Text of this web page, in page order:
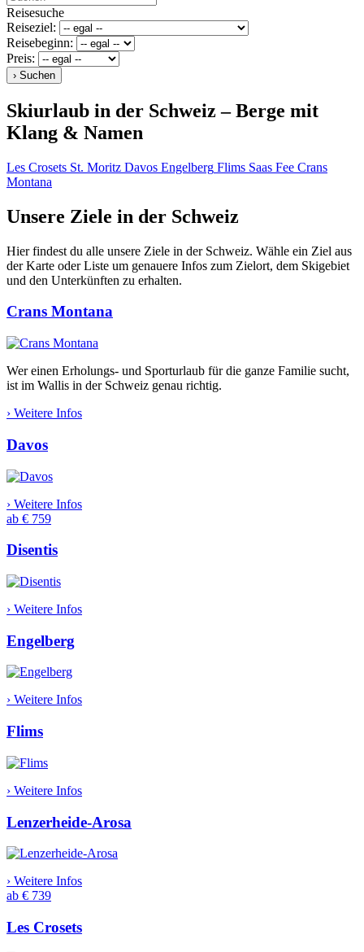
Reisesuche
Reiseziel:
Reisebeginn:
Preis:
Skiurlaub in der Schweiz – Berge mit
Klang & Namen
Les Crosets St. Moritz Davos Engelberg Flims Saas Fee Crans
Montana
Unsere Ziele in der Schweiz
Hier findest du alle unsere Ziele in der Schweiz. Wähle ein Ziel aus
der Karte oder Liste um genauere Infos zum Zielort, dem Skigebiet
und den Unterkünften zu erhalten.
Crans Montana
Wer einen Erholungs- und Sporturlaub für die ganze Familie sucht,
ist im Wallis in der Schweiz genau richtig.
› Weitere Infos
Davos
› Weitere Infos
ab € 759
Disentis
› Weitere Infos
Engelberg
› Weitere Infos
Flims
› Weitere Infos
Lenzerheide-Arosa
› Weitere Infos
ab € 739
Les Crosets